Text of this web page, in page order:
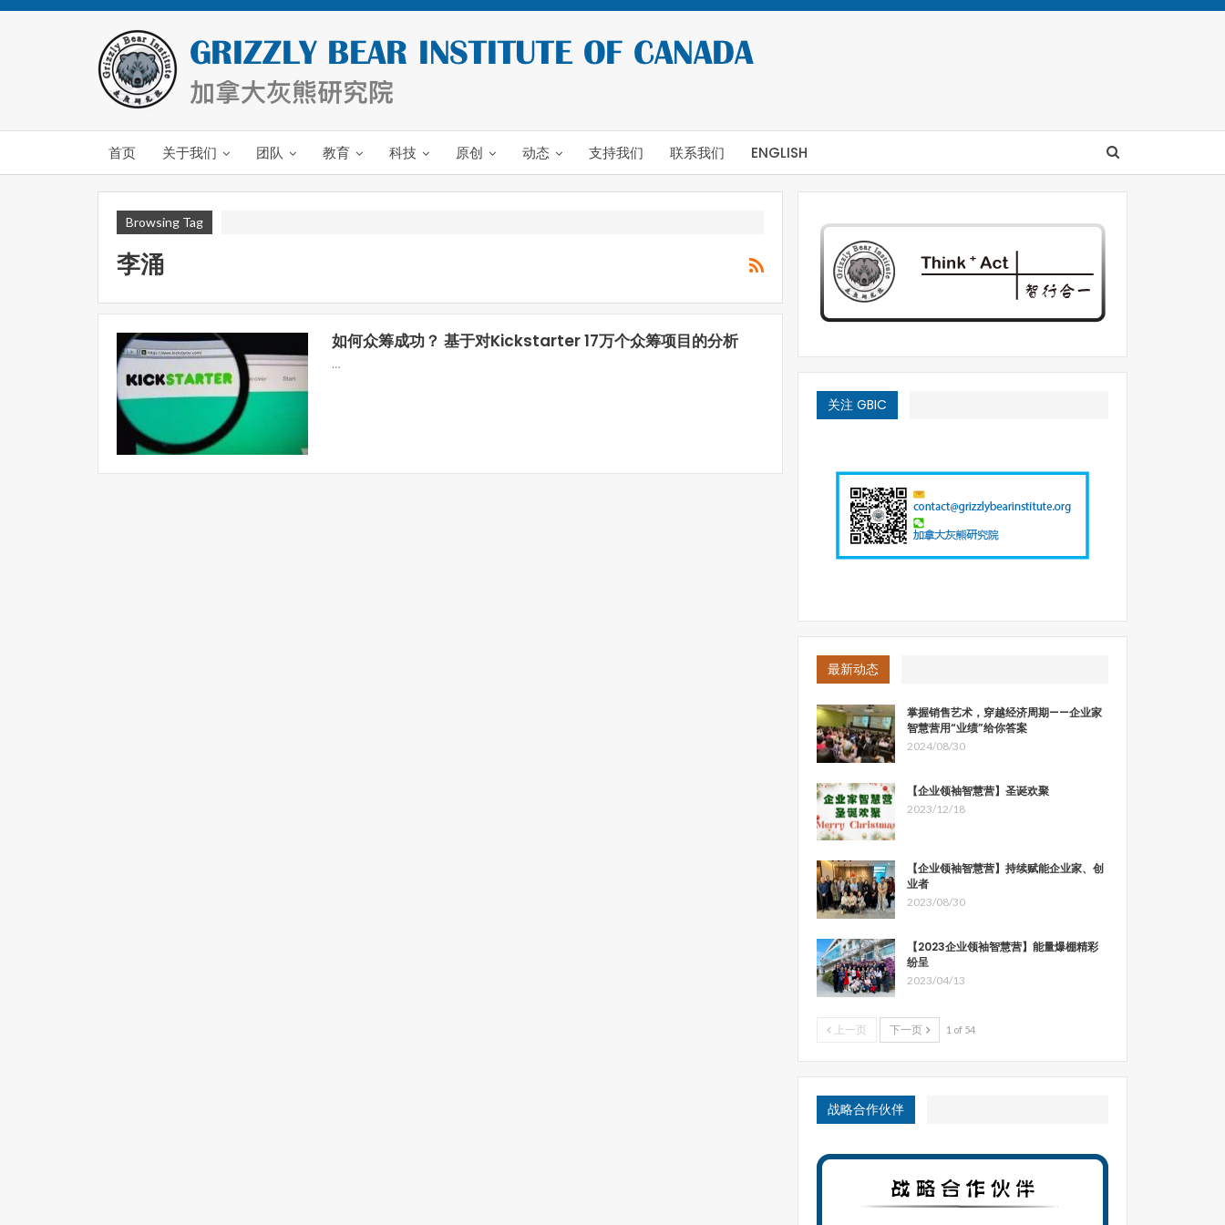
首页 关于我们 团队 教育 科技 原创 动态 支持我们 联系我们 ENGLISH
Browsing Tag
李涌
如何众筹成功？ 基于对Kickstarter 17万个众筹项目的分析
…
关注 GBIC
最新动态
掌握销售艺术，穿越经济周期——企业家
智慧营用“业绩”给你答案
2024/08/30
【企业领袖智慧营】圣诞欢聚
2023/12/18
【企业领袖智慧营】持续赋能企业家、创
业者
2023/08/30
【2023企业领袖智慧营】能量爆棚精彩
纷呈
2023/04/13
上一页 下一页 1 of 54
战略合作伙伴